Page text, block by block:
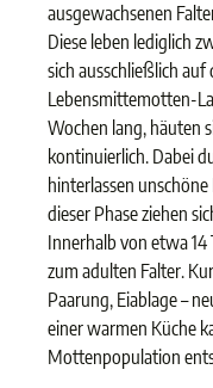
ausgewachsenen
Diese leben lediglich
sich ausschließlich
Lebensmittemotten-
Wochen lang, häuten
kontinuierlich. Dabei
hinterlassen
dieser Phase ziehen
Innerhalb von etwa 14
zum adulten Falter.
Paarung, Eiablage –
einer warmen Küche
Mottenpopulation